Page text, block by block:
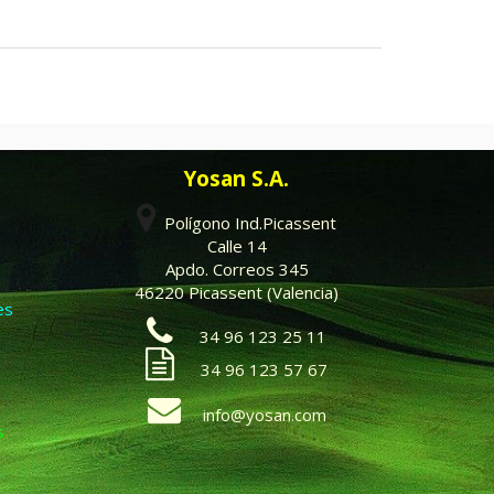
Yosan S.A.
Polígono Ind.Picassent
Calle 14
Apdo. Correos 345
46220 Picassent (Valencia)
34 96 123 25 11
34 96 123 57 67
info@yosan.com